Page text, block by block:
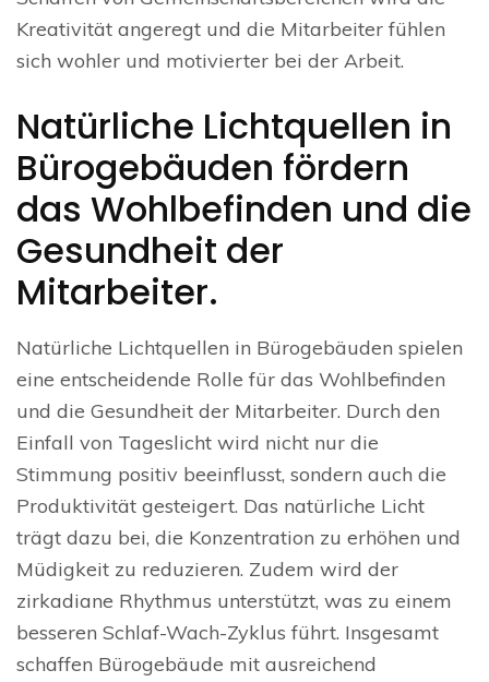
Kreativität angeregt und die Mitarbeiter fühlen
sich wohler und motivierter bei der Arbeit.
Natürliche Lichtquellen in
Bürogebäuden fördern
das Wohlbefinden und die
Gesundheit der
Mitarbeiter.
Natürliche Lichtquellen in Bürogebäuden spielen
eine entscheidende Rolle für das Wohlbefinden
und die Gesundheit der Mitarbeiter. Durch den
Einfall von Tageslicht wird nicht nur die
Stimmung positiv beeinflusst, sondern auch die
Produktivität gesteigert. Das natürliche Licht
trägt dazu bei, die Konzentration zu erhöhen und
Müdigkeit zu reduzieren. Zudem wird der
zirkadiane Rhythmus unterstützt, was zu einem
besseren Schlaf-Wach-Zyklus führt. Insgesamt
schaffen Bürogebäude mit ausreichend